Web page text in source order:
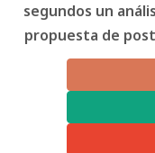
segundos un
propuesta de